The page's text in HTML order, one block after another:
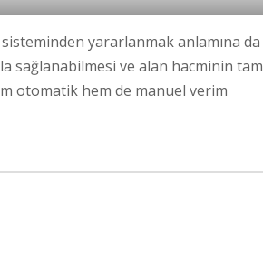
yararlanmak anlamına da
sağlanabilmesi ve alan hacminin tam
otomatik hem de manuel verim